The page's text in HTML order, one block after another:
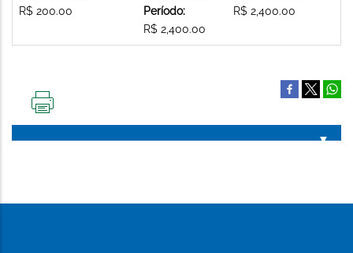
R$ 200.00
Período:
R$ 2,400.00
R$ 2,400.00
PÁGINA